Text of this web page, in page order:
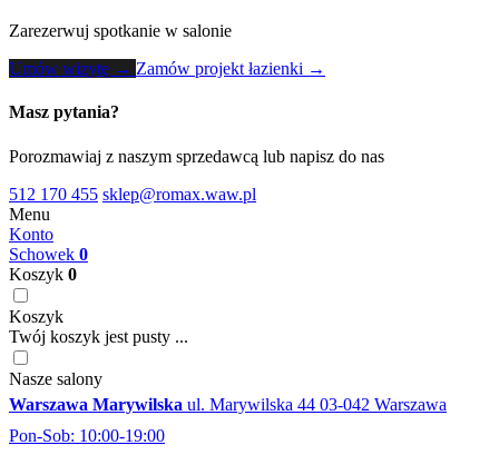
Zarezerwuj spotkanie w salonie
Umów wizytę → Zamów projekt łazienki →
Masz pytania?
Porozmawiaj z naszym sprzedawcą lub napisz do nas
512 170 455 sklep@romax.waw.pl
Menu
Konto
Schowek 0
Koszyk 0
Koszyk
Twój koszyk jest pusty ...
Nasze salony
Warszawa Marywilska ul. Marywilska 44 03-042 Warszawa
Pon-Sob: 10:00-19:00